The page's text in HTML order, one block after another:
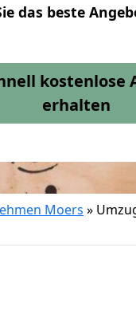
das beste
kostenlose
erhalten
Moers »